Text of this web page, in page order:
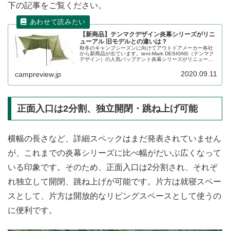
下の記事をご覧ください。
【新商品】テンマクデザイン炎幕シリーズがリニ
ューアル 旧モデルとの違いは？
秋冬のキャンプシーズンに向けてアウトドアメーカー各社
から新商品が出ています。tent-Mark DESIGNS（テンマク
デザイン）の人気パップテント炎幕シリーズがリニューア
campreview.jp 2020.09.11
正面入口は2分割、独立開閉・跳ね上げ可能
横幅の長さなど、詳細スペックはまだ発表されていません
が、これまでの炎幕シリーズに比べ幅がだいぶ広くなって
いる印象です。そのため、正面入口は2分割され、それぞ
れ独立して開閉、跳ね上げが可能です。片方は就寝スペー
スとして、片方は開放的なリビングスペースとして使うの
に便利です。